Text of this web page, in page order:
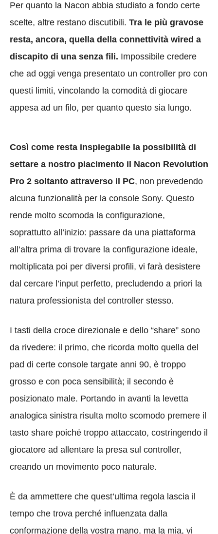
Per quanto la Nacon abbia studiato a fondo certe
scelte, altre restano discutibili. Tra le più gravose
resta, ancora, quella della connettività wired a
discapito di una senza fili. Impossibile credere
che ad oggi venga presentato un controller pro con
questi limiti, vincolando la comodità di giocare
appesa ad un filo, per quanto questo sia lungo.
Così come resta inspiegabile la possibilità di
settare a nostro piacimento il Nacon Revolution
Pro 2 soltanto attraverso il PC, non prevedendo
alcuna funzionalità per la console Sony. Questo
rende molto scomoda la configurazione,
soprattutto all’inizio: passare da una piattaforma
all’altra prima di trovare la configurazione ideale,
moltiplicata poi per diversi profili, vi farà desistere
dal cercare l’input perfetto, precludendo a priori la
natura professionista del controller stesso.
I tasti della croce direzionale e dello “share” sono
da rivedere: il primo, che ricorda molto quella del
pad di certe console targate anni 90, è troppo
grosso e con poca sensibilità; il secondo è
posizionato male. Portando in avanti la levetta
analogica sinistra risulta molto scomodo premere il
tasto share poiché troppo attaccato, costringendo il
giocatore ad allentare la presa sul controller,
creando un movimento poco naturale.
È da ammettere che quest’ultima regola lascia il
tempo che trova perché influenzata dalla
conformazione della vostra mano, ma la mia, vi